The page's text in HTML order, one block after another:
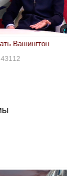
Вашингтон
43112